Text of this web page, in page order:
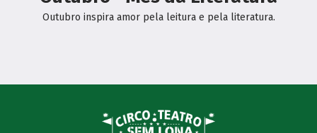
Outubro inspira amor pela leitura e pela literatura.